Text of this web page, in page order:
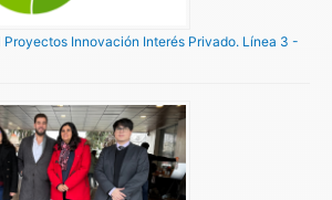
Innovación Interés Privado. Línea 3 -